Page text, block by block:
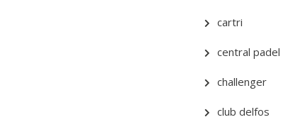
cartri
central padel
challenger
club delfos